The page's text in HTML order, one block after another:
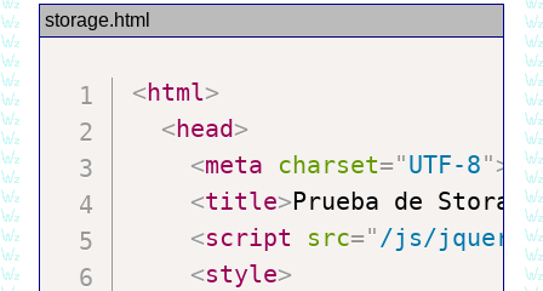
<html>
<head>
<meta charset="UTF-8">
<title>Prueba de Storage
<script src="/js/jquery-
<style>